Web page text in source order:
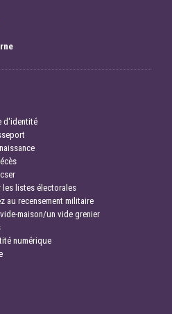
d'identité
les listes électorales
au recensement militaire
maison/un vide grenier
numérique